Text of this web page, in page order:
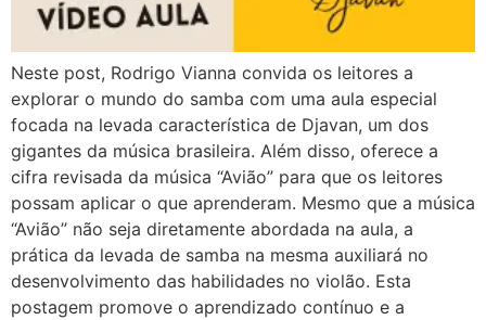
Neste post, Rodrigo Vianna convida os leitores a
explorar o mundo do samba com uma aula especial
focada na levada característica de Djavan, um dos
gigantes da música brasileira. Além disso, oferece a
cifra revisada da música “Avião” para que os leitores
possam aplicar o que aprenderam. Mesmo que a música
“Avião” não seja diretamente abordada na aula, a
prática da levada de samba na mesma auxiliará no
desenvolvimento das habilidades no violão. Esta
postagem promove o aprendizado contínuo e a